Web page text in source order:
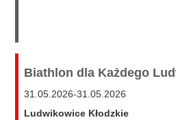
Biathlon dla Każdego
31.05.2026-31.05.2026
Ludwikowice Kłodzkie